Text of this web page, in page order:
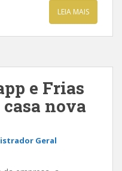
LEIA MAIS
e Frias
nova
Geral